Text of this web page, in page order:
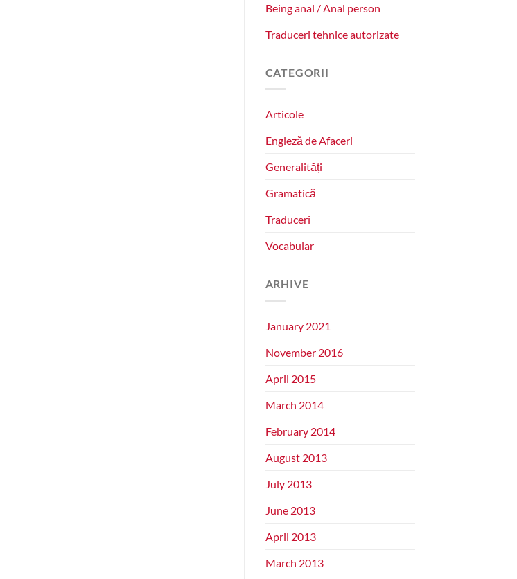
Being anal / Anal person
Traduceri tehnice autorizate
CATEGORII
Articole
Engleză de Afaceri
Generalități
Gramatică
Traduceri
Vocabular
ARHIVE
January 2021
November 2016
April 2015
March 2014
February 2014
August 2013
July 2013
June 2013
April 2013
March 2013